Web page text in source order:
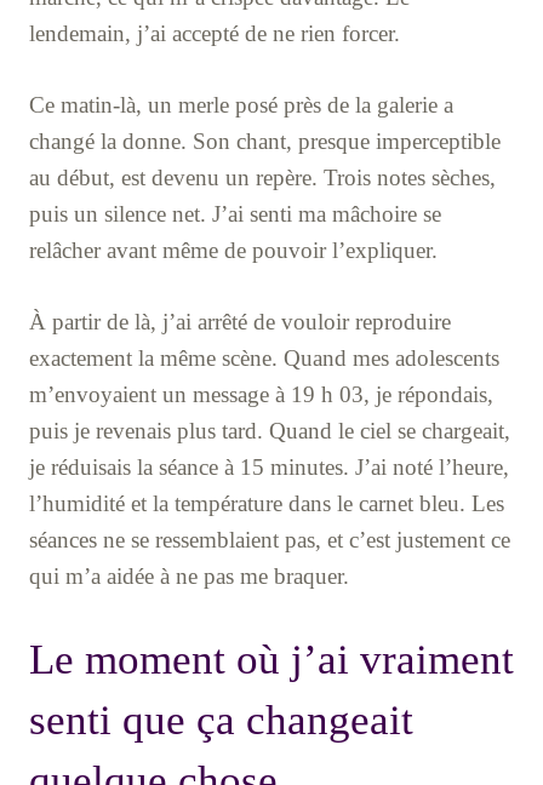
lendemain, j’ai accepté de ne rien forcer.
Ce matin-là, un merle posé près de la galerie a
changé la donne. Son chant, presque imperceptible
au début, est devenu un repère. Trois notes sèches,
puis un silence net. J’ai senti ma mâchoire se
relâcher avant même de pouvoir l’expliquer.
À partir de là, j’ai arrêté de vouloir reproduire
exactement la même scène. Quand mes adolescents
m’envoyaient un message à 19 h 03, je répondais,
puis je revenais plus tard. Quand le ciel se chargeait,
je réduisais la séance à 15 minutes. J’ai noté l’heure,
l’humidité et la température dans le carnet bleu. Les
séances ne se ressemblaient pas, et c’est justement ce
qui m’a aidée à ne pas me braquer.
Le moment où j’ai vraiment
senti que ça changeait